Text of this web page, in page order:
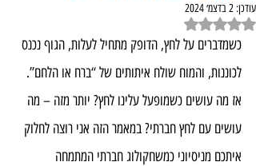
עודכן: 2 בדצמ׳ 2024
דירוג של NaN מתוך 5 כוכבים
כשמדברים על לחץ, הדופק מתחיל לעלות, הגוף נכנס
לכוננות, והמוח שולח איתותים של “ברח או הלחם”.
אז מה עושים כשמופעל עלינו לחץ? יותר מזה – מה
עושים עם לחץ חברתי? במאמר הזה אני רוצה לחלוק
איתכם מניסיוני כמשחקולוג חברתי המתמחה